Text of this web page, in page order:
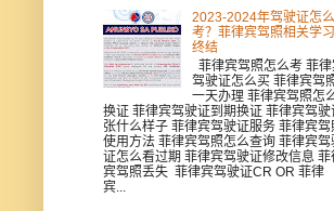
2023-2024年驾驶证怎么
考？菲律宾驾照相关学习
终结
菲律宾驾照怎么考 菲律
驾驶证怎么买 菲律宾驾
一天办理 菲律宾驾照怎
换证 菲律宾驾驶证到期换证 菲律宾驾驶
张什么样子 菲律宾驾驶证服务 菲律宾驾
使用方法 菲律宾驾照怎么查询 菲律宾驾
证怎么看过期 菲律宾驾驶证修改信息 菲
宾驾照丢失 菲律宾驾驶证CR OR 菲律
宾...